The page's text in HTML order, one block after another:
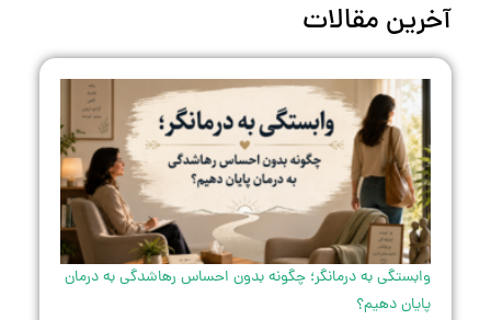
آخرین مقالات
وابستگی به درمانگر؛ چگونه بدون احساس رهاشدگی به درمان
پایان دهیم؟